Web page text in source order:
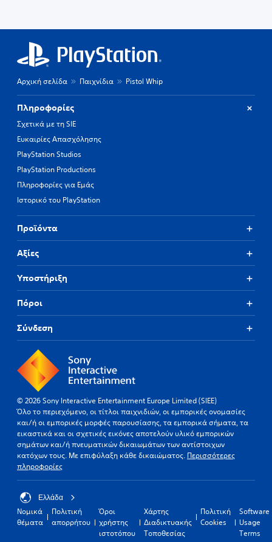
Αρχική σελίδα Παιχνίδια Pistol Whip
Πληροφορίες
Σχετικά με τη SIE
Ευκαιρίες Απασχόλησης
PlayStation Studios
PlayStation Productions
Πληροφορίες για Εμάς
Ιστορικό του PlayStation
Προϊόντα
Αξίες
Υποστήριξη
Πόροι
Σύνδεση
© 2026 Sony Interactive Entertainment Europe Limited (SIEE)
Όλο το περιεχόμενο, οι τίτλοι παιχνιδιών, οι εμπορικές ονομασίες
και/ή οι εμπορικές μορφές παρουσίασης, τα εμπορικά σήματα, τα
εικαστικά και οι σχετικές εικόνες αποτελούν υλικό εμπορικών
σημάτων και/ή πνευματικών δικαιωμάτων των αντίστοιχων
κατόχων τους. Με επιφύλαξη κάθε δικαιώματος. Περισσότερες
πληροφορίες
Ελλάδα
Νομικά
θέματα
Πολιτική
απορρήτου
Όροι
χρήστης
ιστοτόπου
Χάρτης
Διαδικτυακής
Τοποθεσίας
Πολιτική
Cookies
Software
Usage
Terms